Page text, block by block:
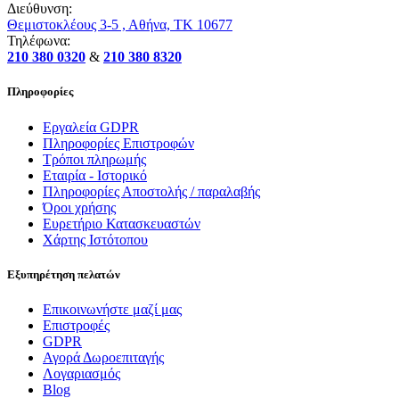
Διεύθυνση:
Θεμιστοκλέους 3-5 , Αθήνα, ΤΚ 10677
Τηλέφωνα:
210 380 0320 & 210 380 8320
Πληροφορίες
Εργαλεία GDPR
Πληροφορίες Επιστροφών
Τρόποι πληρωμής
Εταιρία - Ιστορικό
Πληροφορίες Αποστολής / παραλαβής
Όροι χρήσης
Ευρετήριο Κατασκευαστών
Χάρτης Ιστότοπου
Εξυπηρέτηση πελατών
Επικοινωνήστε μαζί μας
Επιστροφές
GDPR
Αγορά Δωροεπιταγής
Λογαριασμός
Blog